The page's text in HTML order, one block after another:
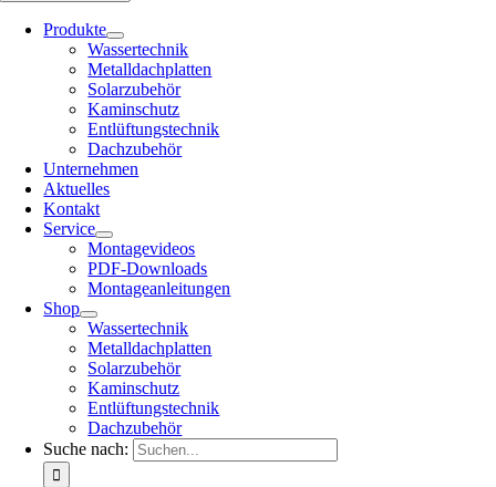
Produkte
Wassertechnik
Metalldachplatten
Solarzubehör
Kaminschutz
Entlüftungstechnik
Dachzubehör
Unternehmen
Aktuelles
Kontakt
Service
Montagevideos
PDF-Downloads
Montageanleitungen
Shop
Wassertechnik
Metalldachplatten
Solarzubehör
Kaminschutz
Entlüftungstechnik
Dachzubehör
Suche nach: